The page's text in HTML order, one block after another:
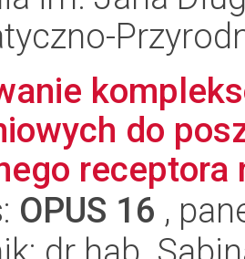
do
receptora
OPUS 16 ,